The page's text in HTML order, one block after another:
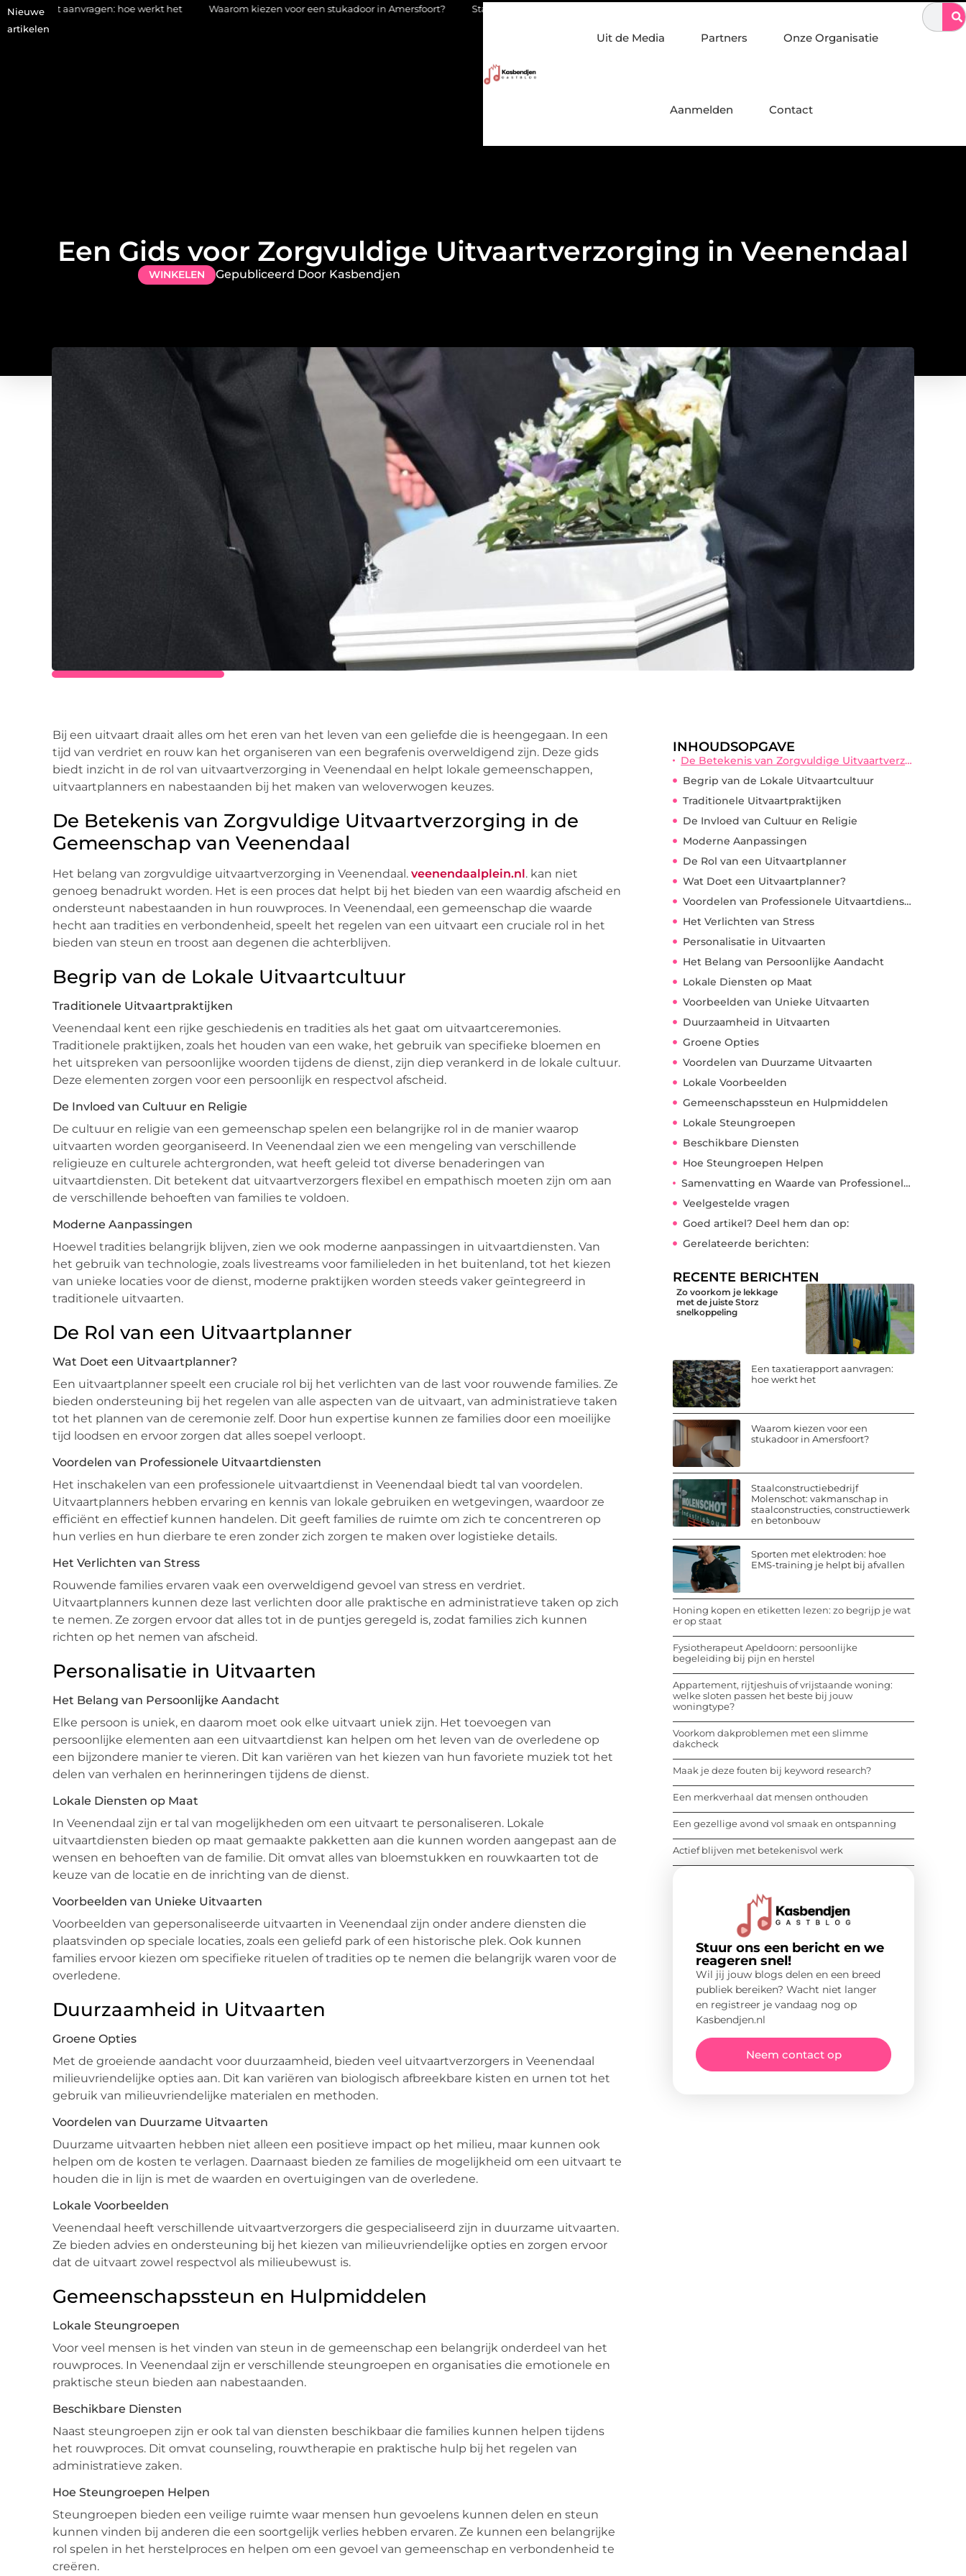
Nieuwe
artikelen
hoe werkt het Waarom kiezen voor een stukadoor in Amersfoort? Staalconstructiebedrijf Molenschot: vakmanschap in staalconstructies, constructiewerk en betonbouw Sporten
Uit de Media Partners Onze Organisatie
Aanmelden Contact
Een Gids voor Zorgvuldige Uitvaartverzorging in Veenendaal
WINKELEN Gepubliceerd Door Kasbendjen
Bij een uitvaart draait alles om het eren van het leven van een geliefde die is heengegaan. In een
tijd van verdriet en rouw kan het organiseren van een begrafenis overweldigend zijn. Deze gids
biedt inzicht in de rol van uitvaartverzorging in Veenendaal en helpt lokale gemeenschappen,
uitvaartplanners en nabestaanden bij het maken van weloverwogen keuzes.
De Betekenis van Zorgvuldige Uitvaartverzorging in de
Gemeenschap van Veenendaal
Het belang van zorgvuldige uitvaartverzorging in Veenendaal. veenendaalplein.nl. kan niet
genoeg benadrukt worden. Het is een proces dat helpt bij het bieden van een waardig afscheid en
ondersteunt nabestaanden in hun rouwproces. In Veenendaal, een gemeenschap die waarde
hecht aan tradities en verbondenheid, speelt het regelen van een uitvaart een cruciale rol in het
bieden van steun en troost aan degenen die achterblijven.
Begrip van de Lokale Uitvaartcultuur
Traditionele Uitvaartpraktijken
Veenendaal kent een rijke geschiedenis en tradities als het gaat om uitvaartceremonies.
Traditionele praktijken, zoals het houden van een wake, het gebruik van specifieke bloemen en
het uitspreken van persoonlijke woorden tijdens de dienst, zijn diep verankerd in de lokale cultuur.
Deze elementen zorgen voor een persoonlijk en respectvol afscheid.
De Invloed van Cultuur en Religie
De cultuur en religie van een gemeenschap spelen een belangrijke rol in de manier waarop
uitvaarten worden georganiseerd. In Veenendaal zien we een mengeling van verschillende
religieuze en culturele achtergronden, wat heeft geleid tot diverse benaderingen van
uitvaartdiensten. Dit betekent dat uitvaartverzorgers flexibel en empathisch moeten zijn om aan
de verschillende behoeften van families te voldoen.
Moderne Aanpassingen
Hoewel tradities belangrijk blijven, zien we ook moderne aanpassingen in uitvaartdiensten. Van
het gebruik van technologie, zoals livestreams voor familieleden in het buitenland, tot het kiezen
van unieke locaties voor de dienst, moderne praktijken worden steeds vaker geïntegreerd in
traditionele uitvaarten.
De Rol van een Uitvaartplanner
Wat Doet een Uitvaartplanner?
Een uitvaartplanner speelt een cruciale rol bij het verlichten van de last voor rouwende families. Ze
bieden ondersteuning bij het regelen van alle aspecten van de uitvaart, van administratieve taken
tot het plannen van de ceremonie zelf. Door hun expertise kunnen ze families door een moeilijke
tijd loodsen en ervoor zorgen dat alles soepel verloopt.
Voordelen van Professionele Uitvaartdiensten
Het inschakelen van een professionele uitvaartdienst in Veenendaal biedt tal van voordelen.
Uitvaartplanners hebben ervaring en kennis van lokale gebruiken en wetgevingen, waardoor ze
efficiënt en effectief kunnen handelen. Dit geeft families de ruimte om zich te concentreren op
hun verlies en hun dierbare te eren zonder zich zorgen te maken over logistieke details.
Het Verlichten van Stress
Rouwende families ervaren vaak een overweldigend gevoel van stress en verdriet.
Uitvaartplanners kunnen deze last verlichten door alle praktische en administratieve taken op zich
te nemen. Ze zorgen ervoor dat alles tot in de puntjes geregeld is, zodat families zich kunnen
richten op het nemen van afscheid.
Personalisatie in Uitvaarten
Het Belang van Persoonlijke Aandacht
Elke persoon is uniek, en daarom moet ook elke uitvaart uniek zijn. Het toevoegen van
persoonlijke elementen aan een uitvaartdienst kan helpen om het leven van de overledene op
een bijzondere manier te vieren. Dit kan variëren van het kiezen van hun favoriete muziek tot het
delen van verhalen en herinneringen tijdens de dienst.
Lokale Diensten op Maat
In Veenendaal zijn er tal van mogelijkheden om een uitvaart te personaliseren. Lokale
uitvaartdiensten bieden op maat gemaakte pakketten aan die kunnen worden aangepast aan de
wensen en behoeften van de familie. Dit omvat alles van bloemstukken en rouwkaarten tot de
keuze van de locatie en de inrichting van de dienst.
Voorbeelden van Unieke Uitvaarten
Voorbeelden van gepersonaliseerde uitvaarten in Veenendaal zijn onder andere diensten die
plaatsvinden op speciale locaties, zoals een geliefd park of een historische plek. Ook kunnen
families ervoor kiezen om specifieke rituelen of tradities op te nemen die belangrijk waren voor de
overledene.
Duurzaamheid in Uitvaarten
Groene Opties
Met de groeiende aandacht voor duurzaamheid, bieden veel uitvaartverzorgers in Veenendaal
milieuvriendelijke opties aan. Dit kan variëren van biologisch afbreekbare kisten en urnen tot het
gebruik van milieuvriendelijke materialen en methoden.
Voordelen van Duurzame Uitvaarten
Duurzame uitvaarten hebben niet alleen een positieve impact op het milieu, maar kunnen ook
helpen om de kosten te verlagen. Daarnaast bieden ze families de mogelijkheid om een uitvaart te
houden die in lijn is met de waarden en overtuigingen van de overledene.
Lokale Voorbeelden
Veenendaal heeft verschillende uitvaartverzorgers die gespecialiseerd zijn in duurzame uitvaarten.
Ze bieden advies en ondersteuning bij het kiezen van milieuvriendelijke opties en zorgen ervoor
dat de uitvaart zowel respectvol als milieubewust is.
Gemeenschapssteun en Hulpmiddelen
Lokale Steungroepen
Voor veel mensen is het vinden van steun in de gemeenschap een belangrijk onderdeel van het
rouwproces. In Veenendaal zijn er verschillende steungroepen en organisaties die emotionele en
praktische steun bieden aan nabestaanden.
Beschikbare Diensten
Naast steungroepen zijn er ook tal van diensten beschikbaar die families kunnen helpen tijdens
het rouwproces. Dit omvat counseling, rouwtherapie en praktische hulp bij het regelen van
administratieve zaken.
Hoe Steungroepen Helpen
Steungroepen bieden een veilige ruimte waar mensen hun gevoelens kunnen delen en steun
kunnen vinden bij anderen die een soortgelijk verlies hebben ervaren. Ze kunnen een belangrijke
rol spelen in het herstelproces en helpen om een gevoel van gemeenschap en verbondenheid te
creëren.
INHOUDSOPGAVE
De Betekenis van Zorgvuldige Uitvaartverzorging in de Gemeenschap van Veenendaal
Begrip van de Lokale Uitvaartcultuur
Traditionele Uitvaartpraktijken
De Invloed van Cultuur en Religie
Moderne Aanpassingen
De Rol van een Uitvaartplanner
Wat Doet een Uitvaartplanner?
Voordelen van Professionele Uitvaartdiensten
Het Verlichten van Stress
Personalisatie in Uitvaarten
Het Belang van Persoonlijke Aandacht
Lokale Diensten op Maat
Voorbeelden van Unieke Uitvaarten
Duurzaamheid in Uitvaarten
Groene Opties
Voordelen van Duurzame Uitvaarten
Lokale Voorbeelden
Gemeenschapssteun en Hulpmiddelen
Lokale Steungroepen
Beschikbare Diensten
Hoe Steungroepen Helpen
Samenvatting en Waarde van Professionele Uitvaartdiensten
Veelgestelde vragen
Goed artikel? Deel hem dan op:
Gerelateerde berichten:
RECENTE BERICHTEN
Zo voorkom je lekkage
met de juiste Storz
snelkoppeling
Een taxatierapport aanvragen:
hoe werkt het
Waarom kiezen voor een
stukadoor in Amersfoort?
Staalconstructiebedrijf
Molenschot: vakmanschap in
staalconstructies, constructiewerk
en betonbouw
Sporten met elektroden: hoe
EMS-training je helpt bij afvallen
Honing kopen en etiketten lezen: zo begrijp je wat
er op staat
Fysiotherapeut Apeldoorn: persoonlijke
begeleiding bij pijn en herstel
Appartement, rijtjeshuis of vrijstaande woning:
welke sloten passen het beste bij jouw
woningtype?
Voorkom dakproblemen met een slimme
dakcheck
Maak je deze fouten bij keyword research?
Een merkverhaal dat mensen onthouden
Een gezellige avond vol smaak en ontspanning
Actief blijven met betekenisvol werk
Stuur ons een bericht en we
reageren snel!
Wil jij jouw blogs delen en een breed
publiek bereiken? Wacht niet langer
en registreer je vandaag nog op
Kasbendjen.nl
Neem contact op